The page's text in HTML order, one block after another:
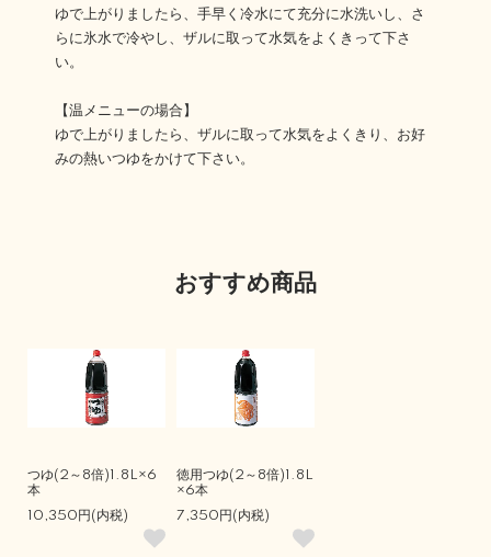
ゆで上がりましたら、手早く冷水にて充分に水洗いし、さ
らに氷水で冷やし、ザルに取って水気をよくきって下さ
い。
【温メニューの場合】
ゆで上がりましたら、ザルに取って水気をよくきり、お好
みの熱いつゆをかけて下さい。
おすすめ商品
つゆ(2～8倍)1.8L×6
本
10,350円(内税)
徳用つゆ(2～8倍)1.8L
×6本
7,350円(内税)